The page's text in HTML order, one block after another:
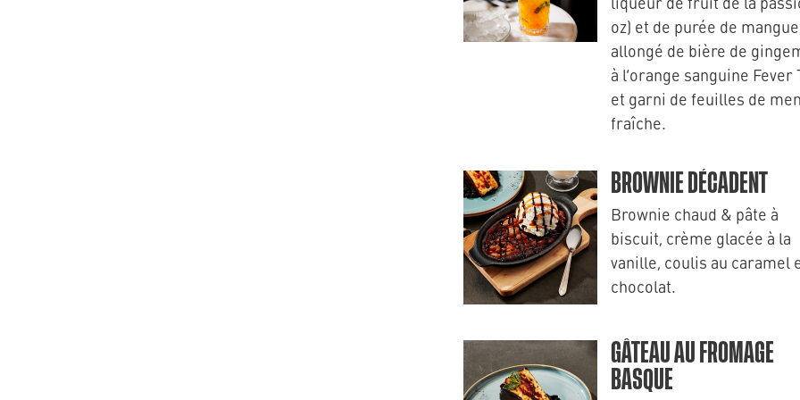
oz) et de purée de
allongé de bière de
à l’orange sanguine Fever
et garni de feuilles de
fraîche.
BROWNIE DÉCADENT
Brownie chaud & pâte à
biscuit, crème glacée à la
vanille, coulis au caramel
chocolat.
GÂTEAU AU FROMAGE
BASQUE